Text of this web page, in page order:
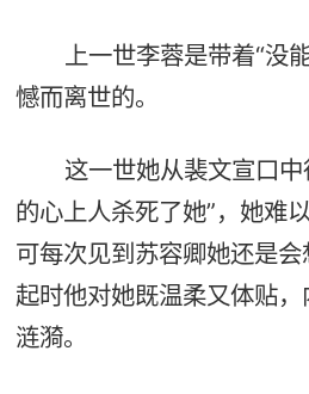
上一世李蓉是带着“没
憾而离世的。
这一世她从裴文宣口
的心上人杀死了她”，她难
可每次见到苏容卿她还是
起时他对她既温柔又体贴
涟漪。